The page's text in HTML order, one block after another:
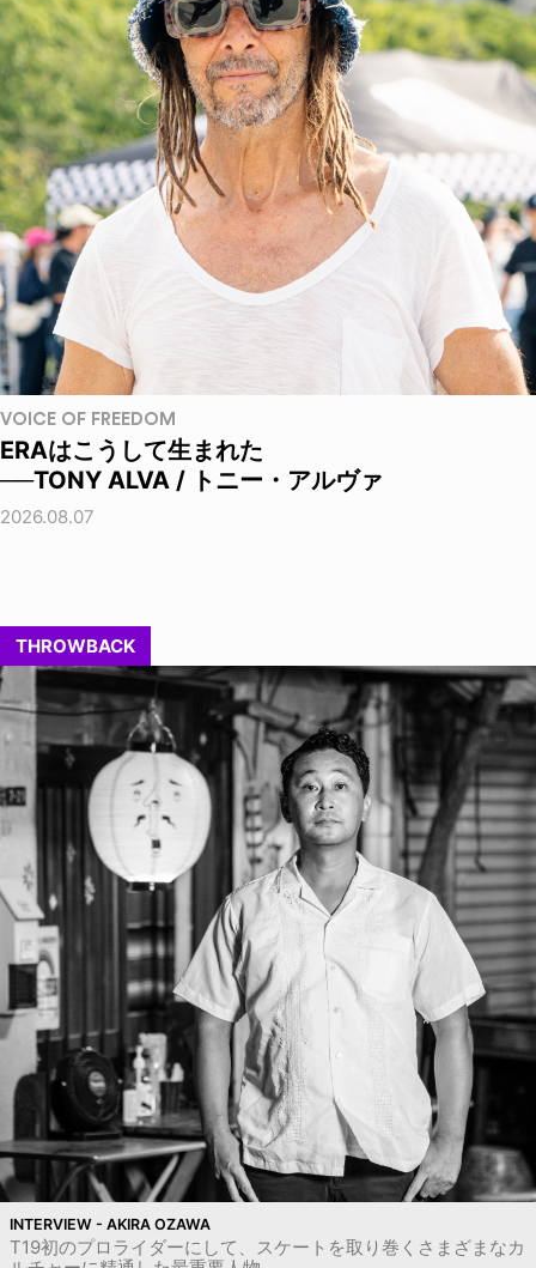
VOICE OF FREEDOM
ERAはこうして生まれた
──TONY ALVA / トニー・アルヴァ
2026.08.07
THROWBACK
INTERVIEW - AKIRA OZAWA
T19初のプロライダーにして、スケートを取り巻くさまざまなカ